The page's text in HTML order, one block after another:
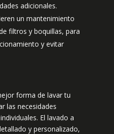
adicionales.
un mantenimiento
filtros y boquillas, para
y evitar
forma de lavar tu
las necesidades
El lavado a
y personalizado,